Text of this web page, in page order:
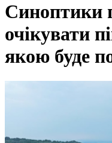
Синоптики
очікувати
якою буде